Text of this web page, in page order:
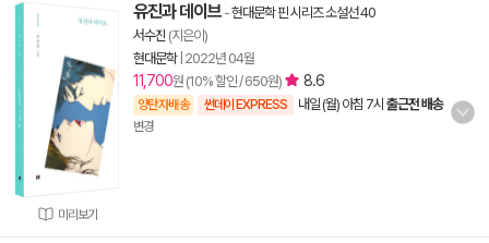
미리보기
유진과 데이브 -현대문학 핀 시리즈 소설선 40
서수진 (지은이)
현대문학| 2022년 04월
11,700원 (10% 할인 / 650원) 8.6
양탄자배송 썬데이 EXPRESS 내일 (월) 아침 7시 출근전 배송
변경